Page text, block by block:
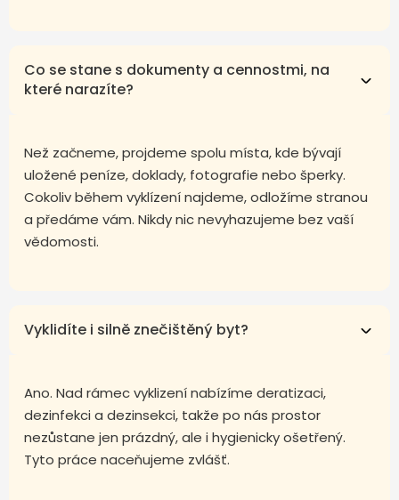
Co se stane s dokumenty a cennostmi, na
které narazíte?
Než začneme, projdeme spolu místa, kde bývají
uložené peníze, doklady, fotografie nebo šperky.
Cokoliv během vyklízení najdeme, odložíme stranou
a předáme vám. Nikdy nic nevyhazujeme bez vaší
vědomosti.
Vyklidíte i silně znečištěný byt?
Ano. Nad rámec vyklizení nabízíme deratizaci,
dezinfekci a dezinsekci, takže po nás prostor
nezůstane jen prázdný, ale i hygienicky ošetřený.
Tyto práce naceňujeme zvlášť.